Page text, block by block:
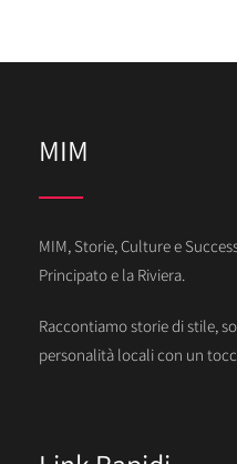
MIM
MIM, Storie, Culture e
Principato e la Riviera.
Raccontiamo storie di stile,
personalità locali con un